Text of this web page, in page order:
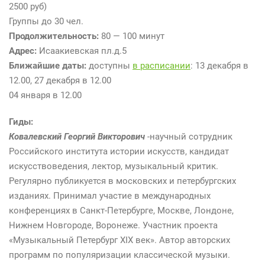
2500 руб)
Группы до 30 чел.
Продолжительность: 80 — 100 минут
Адрес: Исаакиевская пл.д.5
Ближайшие даты: доступны в расписании: 13 декабря в
12.00, 27 декабря в 12.00
04 января в 12.00
Гиды:
Ковалевский Георгий Викторович -научный сотрудник
Российского института истории искусств, кандидат
искусствоведения, лектор, музыкальный критик.
Регулярно публикуется в московских и петербургских
изданиях. Принимал участие в международных
конференциях в Санкт-Петербурге, Москве, Лондоне,
Нижнем Новгороде, Воронеже. Участник проекта
«Музыкальный Петербург XIX век». Автор авторских
программ по популяризации классической музыки.